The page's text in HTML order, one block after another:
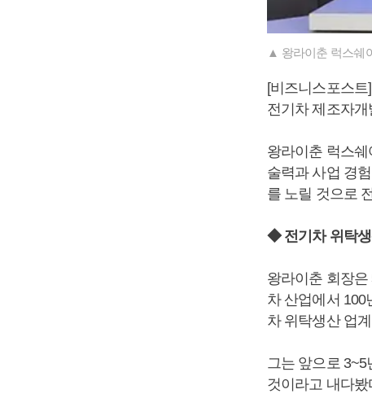
▲ 왕라이춘 럭스쉐
[비즈니스포스
전기차 제조자
왕라이춘 럭스쉐
술력과 사업 경
를 노릴 것으로
◆ 전기차 위탁
왕라이춘 회장은
차 산업에서 100
차 위탁생산 업
그는 앞으로
것이라고 내다봤